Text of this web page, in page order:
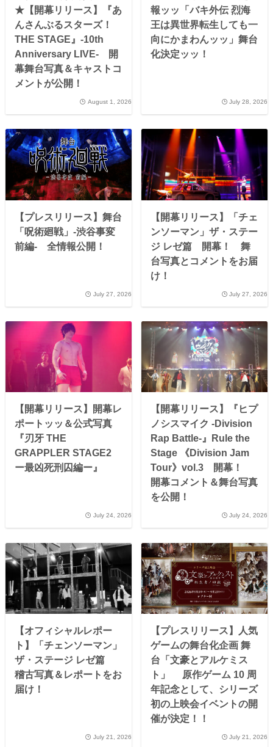
★【開幕リリース】『あ
んさんぶるスターズ！
THE STAGE』-10th
Anniversary LIVE- 開
幕舞台写真＆キャストコ
メントが公開！
August 1, 2026
報ッッ「バキ外伝 烈海
王は異世界転生しても一
向にかまわんッッ」舞台
化決定ッッ！
July 28, 2026
【プレスリリース】舞台
「呪術廻戦」-渋谷事変
前編- 全情報公開！
July 27, 2026
【開幕リリース】「チェ
ンソーマン」ザ・ステー
ジ レゼ篇 開幕！ 舞
台写真とコメントをお届
け！
July 27, 2026
【開幕リリース】開幕レ
ポートッッ＆公式写真
『刃牙 THE
GRAPPLER STAGE2
ー最凶死刑囚編ー』
July 24, 2026
【開幕リリース】『ヒプ
ノシスマイク -Division
Rap Battle-』Rule the
Stage 《Division Jam
Tour》vol.3 開幕！
開幕コメント＆舞台写真
を公開！
July 24, 2026
【オフィシャルレポー
ト】「チェンソーマン」
ザ・ステージ レゼ篇
稽古写真＆レポートをお
届け！
July 21, 2026
【プレスリリース】人気
ゲームの舞台化企画 舞
台「文豪とアルケミス
ト」 原作ゲーム 10 周
年記念として、シリーズ
初の上映会イベントの開
催が決定！！
July 21, 2026